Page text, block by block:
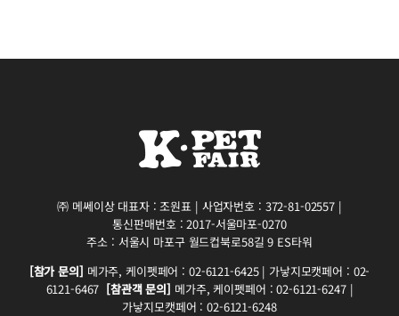
㈜ 메쎄이상 대표자 : 조원표 | 사업자번호 : 372-81-02557 |
통신판매번호 : 2017-서울마포-0270
주소 : 서울시 마포구 월드컵북로58길 9 ES타워
[참가 문의] 메가주, 케이펫페어 : 02-6121-6425 | 가낳지모캣페어 : 02-
6121-6467 [참관객 문의] 메가주, 케이펫페어 : 02-6121-6247 |
가낳지모캣페어 : 02-6121-6248